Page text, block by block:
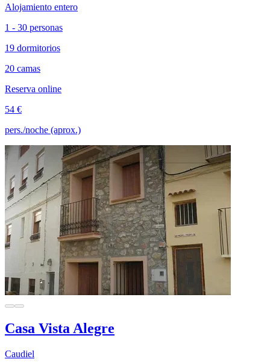
Alojamiento entero
1 - 30 personas
19 dormitorios
20 camas
Reserva online
54 €
pers./noche (aprox.)
Casa Vista Alegre
Caudiel